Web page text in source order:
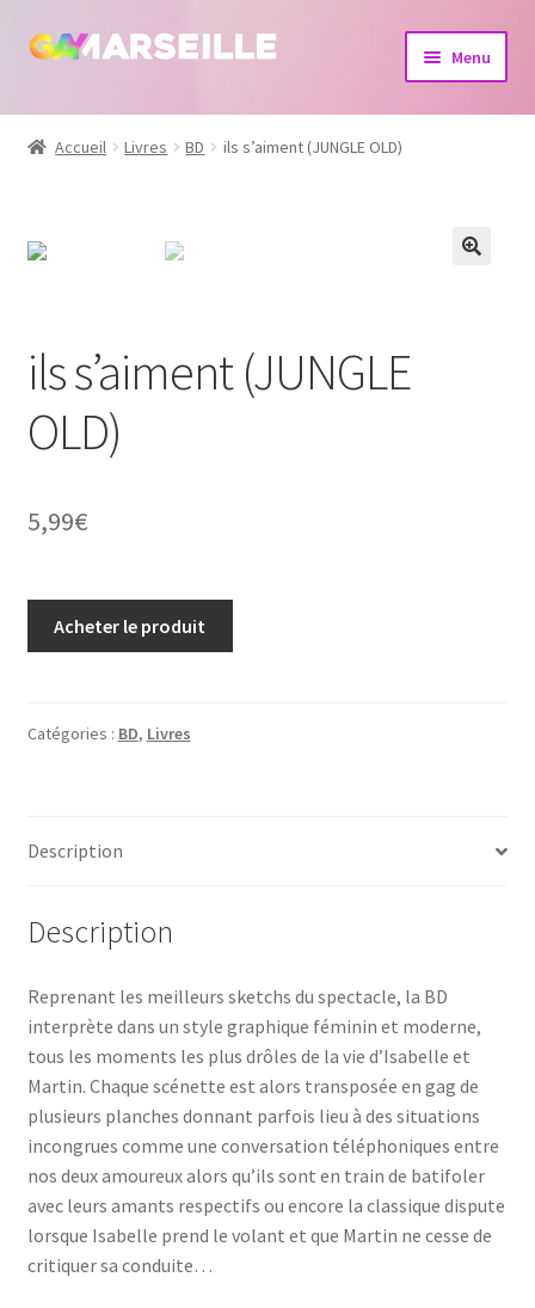
Aller
navigation
Aller
Menu
Boutique
Calendrier
Livres
Accueil Livres BD ils s’aiment (JUNGLE OLD)
ils s’aiment (JUNGLE
OLD)
5,99€
Acheter le produit
Catégories : BD, Livres
Description
Description
Reprenant les meilleurs sketchs du spectacle, la BD
interprète dans un style graphique féminin et moderne,
tous les moments les plus drôles de la vie d’Isabelle et
Martin. Chaque scénette est alors transposée en gag de
plusieurs planches donnant parfois lieu à des situations
incongrues comme une conversation téléphoniques entre
nos deux amoureux alors qu’ils sont en train de batifoler
avec leurs amants respectifs ou encore la classique dispute
lorsque Isabelle prend le volant et que Martin ne cesse de
critiquer sa conduite…